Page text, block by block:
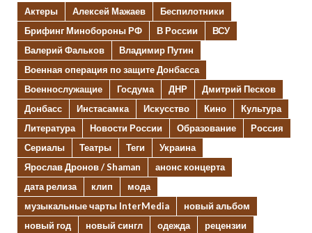
Актеры Алексей Мажаев
Беспилотники
Брифинг Минобороны РФ
В России
ВСУ
Валерий Фальков
Владимир Путин
Военная операция по защите Донбасса
Военнослужащие
Госдума ДНР
Дмитрий Песков
Донбасс
Инстасамка Искусство Кино
Культура
Литература
Новости России Образование
Россия
Сериалы
Театры Теги
Украина
Ярослав Дронов / Shaman
анонс концерта
дата релиза
клип
мода
музыкальные чарты InterMedia
новый альбом
новый год
новый сингл одежда
рецензии